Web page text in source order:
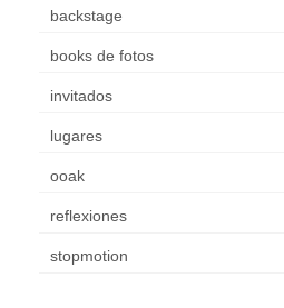
backstage
books de fotos
invitados
lugares
ooak
reflexiones
stopmotion